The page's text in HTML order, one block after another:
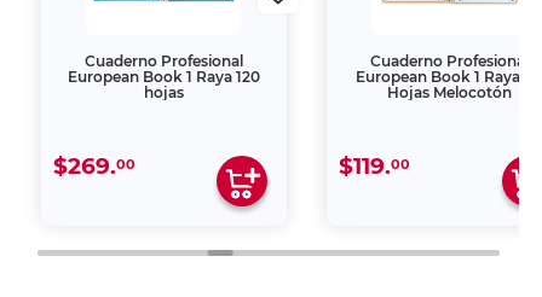
Cuaderno Profesional
European Book 1 Raya 120
hojas
$269.00
Cuaderno Profesional
European Book 1 Raya 80
Hojas Melocotón
$119.00